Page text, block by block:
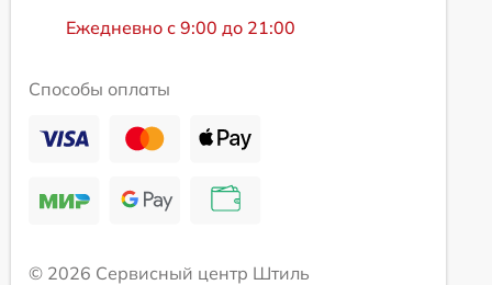
Ежедневно с 9:00 до 21:00
Способы оплаты
© 2026 Сервисный центр Штиль